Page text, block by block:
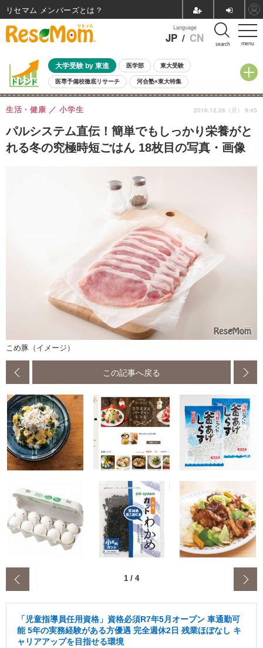
menu
Language
JP / CN search
大学受験 by 東進 医学部 東大受験
医専予備校徹底リサーチ 河合塾×東大特集
親子で考える大学選び 高校受験 中学受験 小学校受験
共通テスト 夏休み
8月開催イベント・WS 全国公立高校 過去問 人気記事
自由研究教材（小学生向け） 自由研究教材（中学生向け） ランキング
パルシステム直伝！簡単でもしっかり栄養がと
れる冬の究極時短ごはん 18枚目の写真・画像
生活・健康 小学生 2016.12.26（月） 9:45
こめ豚（イメージ）
この記事へ戻る
1 / 4
「児童指導員任用資格」資格必須R7年5月オープン 車通勤可
能 5年の実務経験がある方優遇 完全週休2日 残業ほぼなし キ
ャリアアップを目指せる環境
リセマム メンバーズ